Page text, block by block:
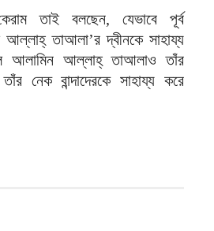
তাই বলছেন, যেভাবে পূর্ব
তাআলা’র দ্বীনকে সাহায্য
আলামিন আল্লাহ্‌ তাআলাও তাঁর
নেক বান্দাদেরকে সাহায্য করে